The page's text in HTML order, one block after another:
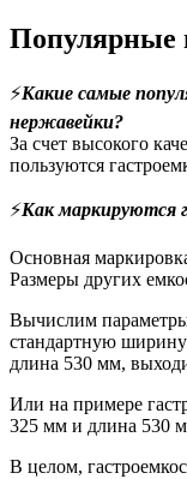
Популярные
⚡Какие самые
нержавейки?
За счет высокого
пользуются
⚡Как маркируются
Основная
Размеры других
Вычислим
стандартную
длина 530 мм,
Или на примере
325 мм и длина 530
В целом,